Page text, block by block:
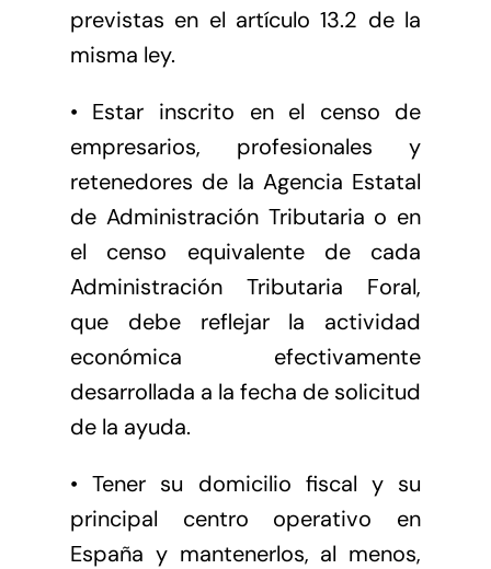
previstas en el artículo 13.2 de la
misma ley.
• Estar inscrito en el censo de
empresarios, profesionales y
retenedores de la Agencia Estatal
de Administración Tributaria o en
el censo equivalente de cada
Administración Tributaria Foral,
que debe reflejar la actividad
económica efectivamente
desarrollada a la fecha de solicitud
de la ayuda.
• Tener su domicilio fiscal y su
principal centro operativo en
España y mantenerlos, al menos,